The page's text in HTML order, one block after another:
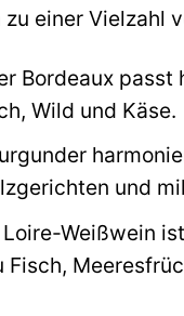
zu einer Vielzahl
Bordeaux passt
Wild und Käse.
und
Weißwein
Fisch,